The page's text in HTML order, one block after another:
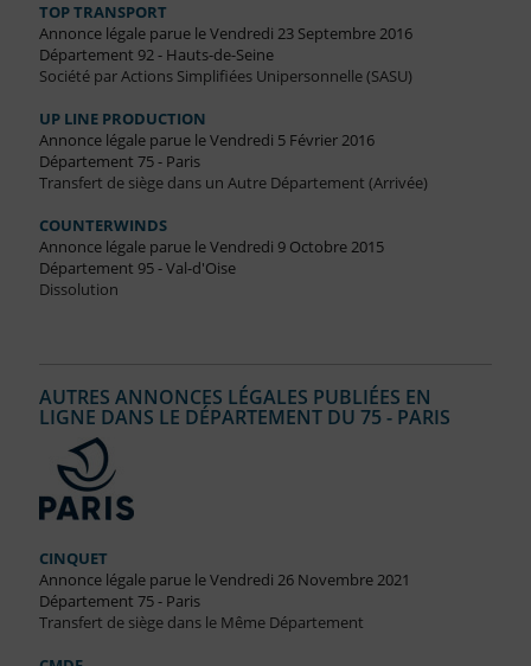
TOP TRANSPORT
Annonce légale parue le Vendredi 23 Septembre 2016
Département 92 - Hauts-de-Seine
Société par Actions Simplifiées Unipersonnelle (SASU)
UP LINE PRODUCTION
Annonce légale parue le Vendredi 5 Février 2016
Département 75 - Paris
Transfert de siège dans un Autre Département (Arrivée)
COUNTERWINDS
Annonce légale parue le Vendredi 9 Octobre 2015
Département 95 - Val-d'Oise
Dissolution
AUTRES ANNONCES LÉGALES PUBLIÉES EN
LIGNE DANS LE DÉPARTEMENT DU 75 - PARIS
CINQUET
Annonce légale parue le Vendredi 26 Novembre 2021
Département 75 - Paris
Transfert de siège dans le Même Département